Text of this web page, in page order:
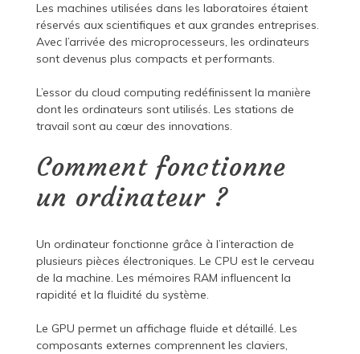
Les machines utilisées dans les laboratoires étaient
réservés aux scientifiques et aux grandes entreprises.
Avec l’arrivée des microprocesseurs, les ordinateurs
sont devenus plus compacts et performants.
L’essor du cloud computing redéfinissent la manière
dont les ordinateurs sont utilisés. Les stations de
travail sont au cœur des innovations.
Comment fonctionne
un ordinateur ?
Un ordinateur fonctionne grâce à l’interaction de
plusieurs pièces électroniques. Le CPU est le cerveau
de la machine. Les mémoires RAM influencent la
rapidité et la fluidité du système.
Le GPU permet un affichage fluide et détaillé. Les
composants externes comprennent les claviers,